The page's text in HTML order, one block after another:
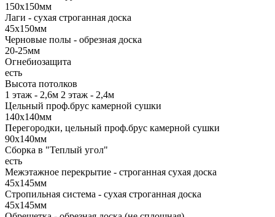
150х150мм
Лаги - сухая строганная доска
45х150мм
Черновые полы - обрезная доска
20-25мм
Огнебиозащита
есть
Высота потолков
1 этаж - 2,6м 2 этаж - 2,4м
Цельный проф.брус камерной сушки
140х140мм
Перегородки, цельный проф.брус камерной сушки
90х140мм
Сборка в "Теплый угол"
есть
Межэтажное перекрытие - строганная сухая доска
45х145мм
Стропильная система - сухая строганная доска
45х145мм